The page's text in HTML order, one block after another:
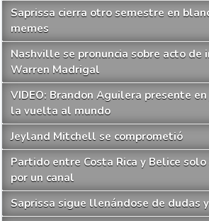
Saprissa cierra otro semestre en
memes
Nashville se pronuncia sobre acto de
Warren Madrigal
VIDEO: Brandon Aguilera presente
la vuelta al mundo
Jeyland Mitchell se comprometió
Partido entre Costa Rica y Belice
por un canal
Saprissa sigue llenándose de dudas